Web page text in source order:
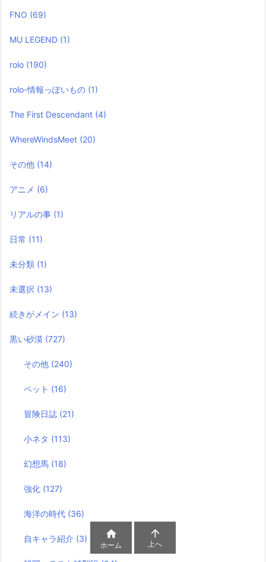
FNO (69)
MU LEGEND (1)
rolo (190)
rolo-情報っぽいもの (1)
The First Descendant (4)
WhereWindsMeet (20)
その他 (14)
アニメ (6)
リアルの事 (1)
日常 (11)
未分類 (1)
未選択 (13)
続きがメイン (13)
黒い砂漠 (727)
その他 (240)
ペット (16)
冒険日誌 (21)
小ネタ (113)
幻想馬 (18)
強化 (127)
海洋の時代 (36)
自キャラ紹介 (3) 
ホーム

上へ